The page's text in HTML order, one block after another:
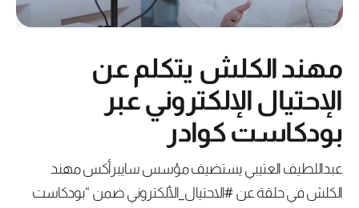
مهند الكلش يتكلم عن
الإحتيال الإلكتروني عبر
بودكاست كوادر
عبداللطيف العتيبي يستضيف مؤسس سايبرأكس مهند
الكلش في حلقة عن #الاحتيال_الألكتروني ضمن “بودكاست